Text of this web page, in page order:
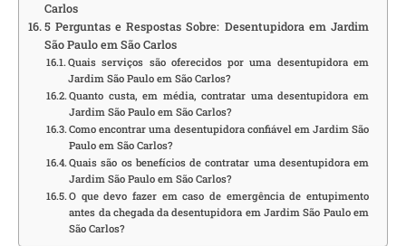
Carlos
5 Perguntas e Respostas Sobre: Desentupidora em Jardim
São Paulo em São Carlos
Quais serviços são oferecidos por uma desentupidora em
Jardim São Paulo em São Carlos?
Quanto custa, em média, contratar uma desentupidora em
Jardim São Paulo em São Carlos?
Como encontrar uma desentupidora confiável em Jardim São
Paulo em São Carlos?
Quais são os benefícios de contratar uma desentupidora em
Jardim São Paulo em São Carlos?
O que devo fazer em caso de emergência de entupimento
antes da chegada da desentupidora em Jardim São Paulo em
São Carlos?